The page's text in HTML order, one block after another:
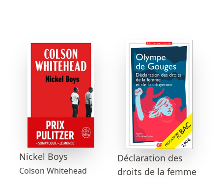
Nickel Boys
Colson Whitehead
Déclaration des
droits de la femme